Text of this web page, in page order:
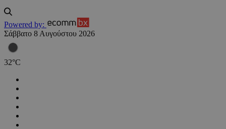
Powered by:
Σάββατο 8 Αυγούστου 2026
32°C